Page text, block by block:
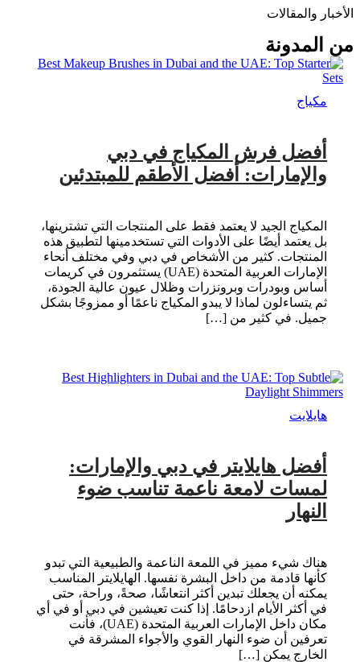
الأخبار والمقالات
من المدونة
مكياج
أفضل فرش المكياج في دبي
والإمارات: أفضل الأطقم للمبتدئين
المكياج الجيد لا يعتمد فقط على المنتجات التي تشترينها،
بل يعتمد أيضًا على الأدوات التي تستخدمينها لتطبيق هذه
المنتجات. كثير من الأشخاص في دبي وفي مختلف أنحاء
الإمارات العربية المتحدة (UAE) يستثمرون في كريمات
أساس وبودرات وبرونزرات وظلال عيون عالية الجودة،
ثم يتساءلون لماذا لا يبدو المكياج ناعمًا أو ممزوجًا بشكل
جميل. في كثير من […]
هايلايت
أفضل هايلايتر في دبي والإمارات:
لمسات لامعة ناعمة تناسب ضوء
النهار
هناك شيء مميز في اللمعة الناعمة والطبيعية التي تبدو
كأنها قادمة من داخل البشرة نفسها. الهايلايتر المناسب
يمكنه أن يجعلك تبدين أكثر انتعاشًا، صحةً، وراحة، حتى
في أكثر الأيام ازدحامًا. إذا كنت تعيشين في دبي أو في أي
مكان داخل الإمارات العربية المتحدة (UAE)، فأنت
تعرفين أن ضوء النهار القوي والأجواء المشرقة في
الخارج يمكن […]